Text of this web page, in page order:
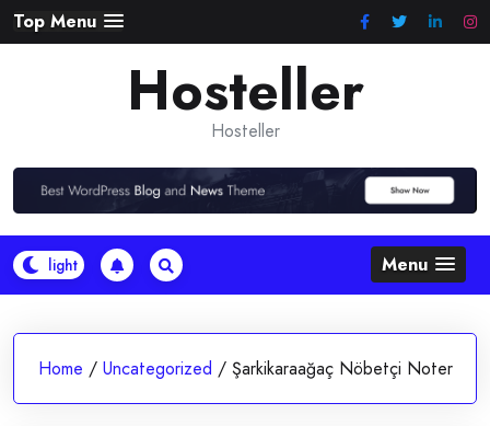
Skip
to
Top Menu
Hosteller
Hosteller
Menu
Home / Uncategorized / Şarkikaraağaç Nöbetçi Noter